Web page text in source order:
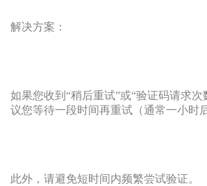
解决方案：
如果您收到“稍后重试”或“验证码请求次
议您等待一段时间再重试（通常一小时
此外，请避免短时间内频繁尝试验证。